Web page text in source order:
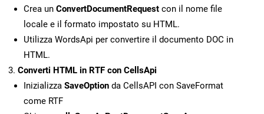
Crea un ConvertDocumentRequest con il nome file
locale e il formato impostato su HTML.
Utilizza WordsApi per convertire il documento DOC in
HTML.
Converti HTML in RTF con CellsApi
Inizializza SaveOption da CellsAPI con SaveFormat
come RTF